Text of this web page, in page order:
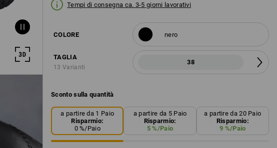
Tempi di consegna ca. 3-5 giorni lavorativi
COLORE nero
TAGLIA
13 Varianti
38
Sconto sulla quantità
a partire da 1 Paio
Risparmio:
0%/Paio
a partire da 5 Paio
Risparmio:
5 %/Paio
a partire da 20 Paio
Risparmio:
9 %/Paio